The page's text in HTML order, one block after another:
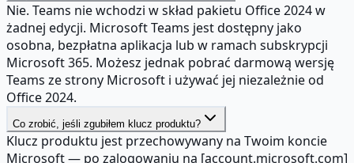
Nie. Teams nie wchodzi w skład pakietu Office 2024 w
żadnej edycji. Microsoft Teams jest dostępny jako
osobna, bezpłatna aplikacja lub w ramach subskrypcji
Microsoft 365. Możesz jednak pobrać darmową wersję
Teams ze strony Microsoft i używać jej niezależnie od
Office 2024.
Co zrobić, jeśli zgubiłem klucz produktu?
Klucz produktu jest przechowywany na Twoim koncie
Microsoft — po zalogowaniu na [account.microsoft.com]